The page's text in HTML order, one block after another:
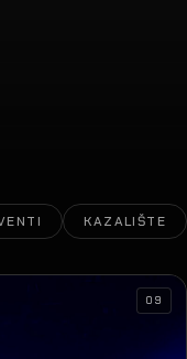
KAZALIŠTE
09